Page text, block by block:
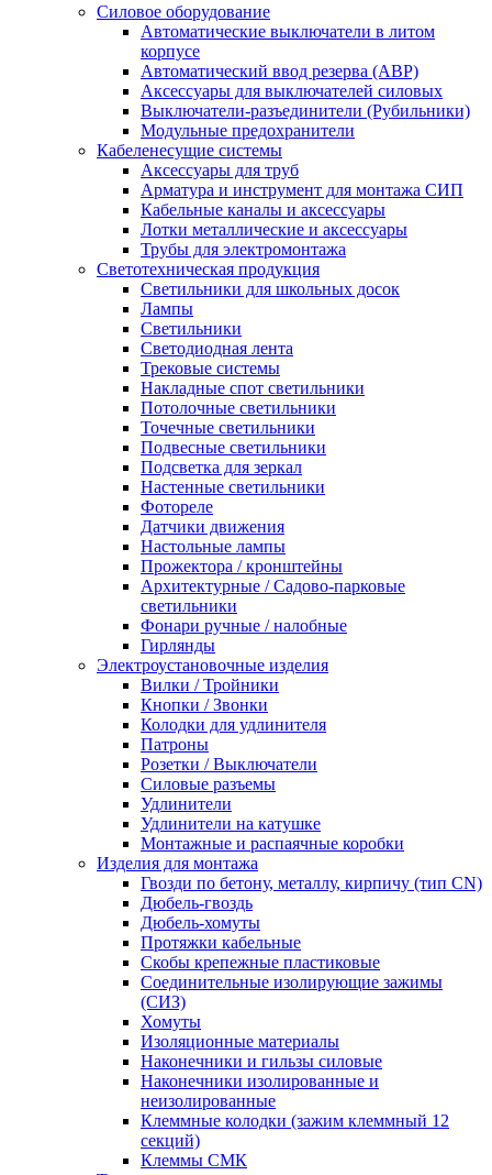
Силовое оборудование
Автоматические выключатели в литом
корпусе
Автоматический ввод резерва (АВР)
Аксессуары для выключателей силовых
Выключатели-разъединители (Рубильники)
Модульные предохранители
Кабеленесущие системы
Аксессуары для труб
Арматура и инструмент для монтажа СИП
Кабельные каналы и аксессуары
Лотки металлические и аксессуары
Трубы для электромонтажа
Светотехническая продукция
Светильники для школьных досок
Лампы
Светильники
Светодиодная лента
Трековые системы
Накладные спот светильники
Потолочные светильники
Точечные светильники
Подвесные светильники
Подсветка для зеркал
Настенные светильники
Фотореле
Датчики движения
Настольные лампы
Прожектора / кронштейны
Архитектурные / Садово-парковые
светильники
Фонари ручные / налобные
Гирлянды
Электроустановочные изделия
Вилки / Тройники
Кнопки / Звонки
Колодки для удлинителя
Патроны
Розетки / Выключатели
Силовые разъемы
Удлинители
Удлинители на катушке
Монтажные и распаячные коробки
Изделия для монтажа
Гвозди по бетону, металлу, кирпичу (тип CN)
Дюбель-гвоздь
Дюбель-хомуты
Протяжки кабельные
Скобы крепежные пластиковые
Соединительные изолирующие зажимы
(СИЗ)
Хомуты
Изоляционные материалы
Наконечники и гильзы силовые
Наконечники изолированные и
неизолированные
Клеммные колодки (зажим клеммный 12
секций)
Клеммы СМК